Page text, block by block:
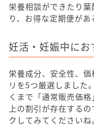
栄養相談ができたり
り、お得な定期便があ
妊活・妊娠中にお
栄養成分、安全性、
リを5つ厳選しました
くまで「通常販売価
上の割引が存在する
クしてみてくださいね。